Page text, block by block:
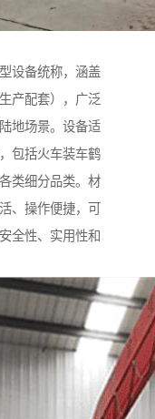
设备统称，涵盖
产配套），广泛
地场景。设备适
包括火车装车鹤
类细分品类。材
、操作便捷，可
全性、实用性和